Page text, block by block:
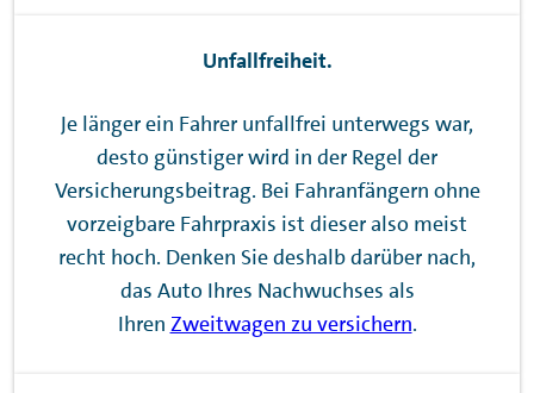
Unfallfreiheit.
Je länger ein Fahrer unfallfrei unterwegs war,
desto günstiger wird in der Regel der
Versicherungsbeitrag. Bei Fahranfängern ohne
vorzeigbare Fahrpraxis ist dieser also meist
recht hoch. Denken Sie deshalb darüber nach,
das Auto Ihres Nachwuchses als
Ihren Zweitwagen zu versichern.